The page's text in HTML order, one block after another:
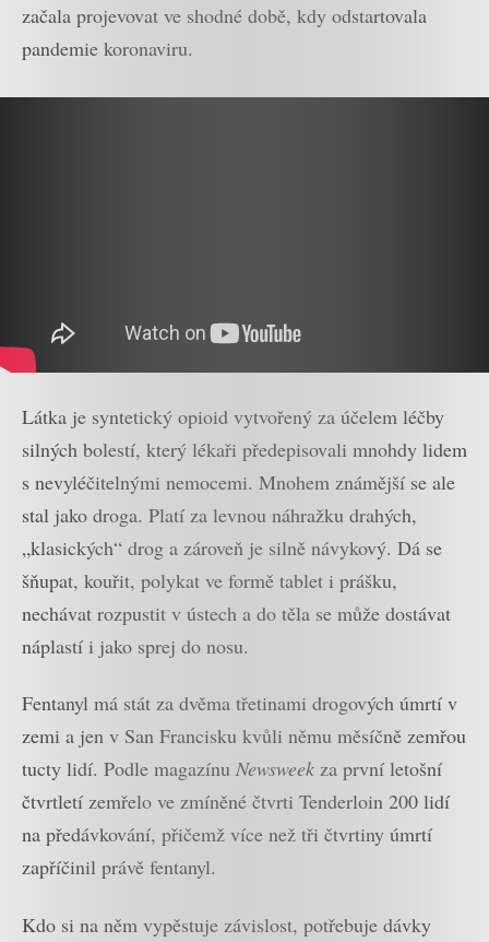
začala projevovat ve shodné době, kdy odstartovala
pandemie koronaviru.
Látka je syntetický opioid vytvořený za účelem léčby
silných bolestí, který lékaři předepisovali mnohdy lidem
s nevyléčitelnými nemocemi. Mnohem známější se ale
stal jako droga. Platí za levnou náhražku drahých,
„klasických“ drog a zároveň je silně návykový. Dá se
šňupat, kouřit, polykat ve formě tablet i prášku,
nechávat rozpustit v ústech a do těla se může dostávat
náplastí i jako sprej do nosu.
Fentanyl má stát za dvěma třetinami drogových úmrtí v
zemi a jen v San Francisku kvůli němu měsíčně zemřou
tucty lidí. Podle magazínu Newsweek za první letošní
čtvrtletí zemřelo ve zmíněné čtvrti Tenderloin 200 lidí
na předávkování, přičemž více než tři čtvrtiny úmrtí
zapříčinil právě fentanyl.
Kdo si na něm vypěstuje závislost, potřebuje dávky